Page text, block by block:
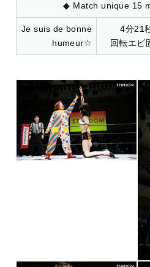
◆ Match unique 15
Je suis de bonne
humeur☆
4分21
回転エビ